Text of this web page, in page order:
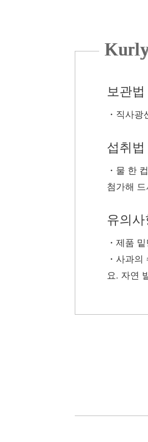
보관법
・ 직사광
섭취법
・ 물 한
첨가해
유의사
・ 제품
・ 사과의
요. 자연